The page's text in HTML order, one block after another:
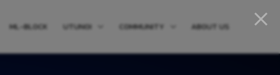
ML-BLOCK UTUNOI COMMUNITY ABOUT US